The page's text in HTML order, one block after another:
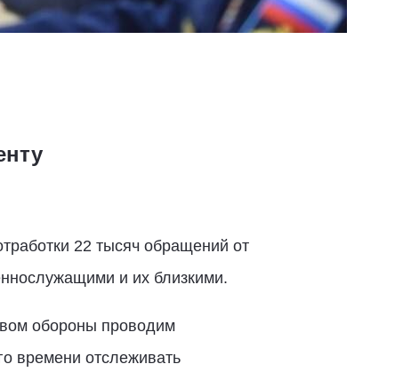
22 тысяч обращений от
и их близкими.
обороны проводим
времени отслеживать